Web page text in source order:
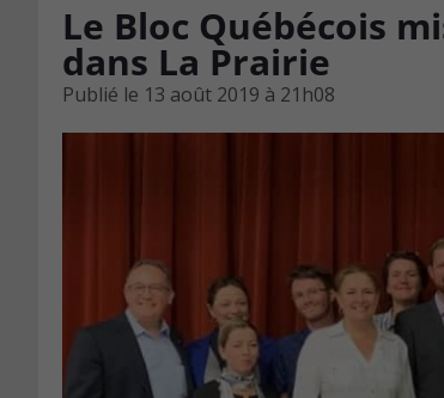
Le Bloc Québécois
dans La Prairie
Publié le 13 août 2019 à 21h08